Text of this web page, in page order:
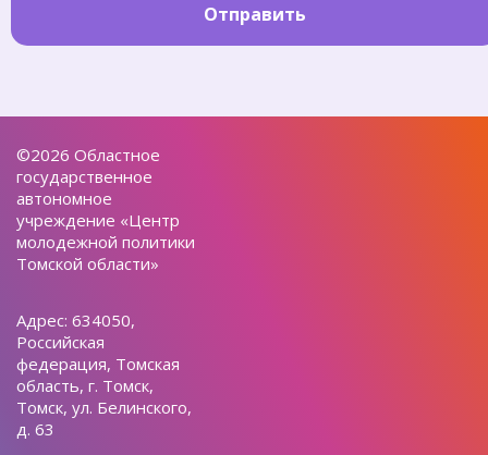
Отправить
©2026 Областное
государственное
автономное
учреждение «Центр
молодежной политики
Томской области»
Адрес: 634050,
Российская
федерация, Томская
область, г. Томск,
Томск, ул. Белинского,
д. 63